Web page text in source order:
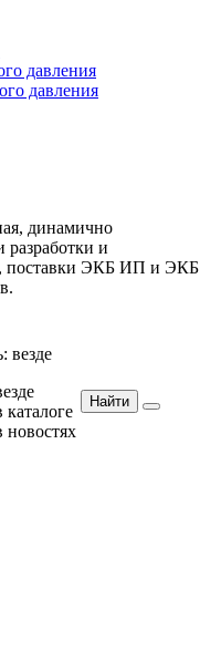
давления
давления
динамично
разработки и
поставки ЭКБ ИП и ЭКБ
везде
каталоге
новостях
Найти